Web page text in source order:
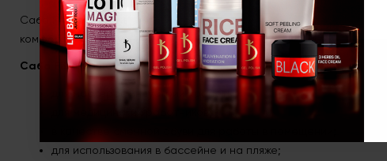
Сабо Fit clog – обувь из инновационного материала EVA в
комфорт в любых условиях.
Сабо Fit clog подойдут:
для мастеров индустрии красоты;
для медицинских работников;
для использования в бассейне и на пляже;